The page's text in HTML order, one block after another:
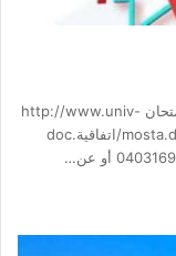
إعلان تحميل الإتفاقية و إمضاءها و احضارها يوم الامتحان http://www.univ-